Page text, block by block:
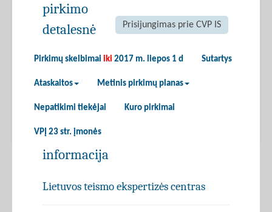
Prisijungimas prie CVP IS
Pirkimų skelbimai iki 2017 m. liepos 1 d Sutartys
Ataskaitos Metinis pirkimų planas
Nepatikimi tiekėjai Kuro pirkimai
VPĮ 23 str. įmonės
pirkimo
detalesnė
informacija
Lietuvos teismo ekspertizės centras